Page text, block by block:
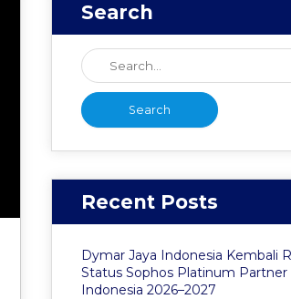
Search
Recent Posts
Dymar Jaya Indonesia Kembali
Status Sophos Platinum Partner
Indonesia 2026–2027